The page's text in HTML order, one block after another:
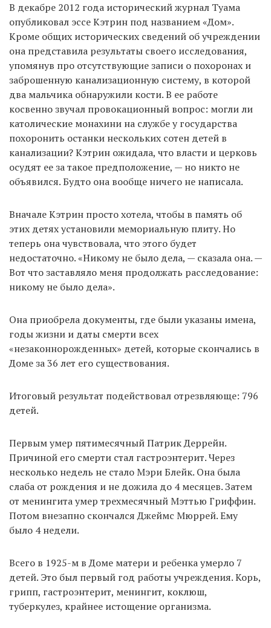
В декабре 2012 года исторический журнал Туама
опубликовал эссе Кэтрин под названием «Дом».
Кроме общих исторических сведений об учреждении
она представила результаты своего исследования,
упомянув про отсутствующие записи о похоронах и
заброшенную канализационную систему, в которой
два мальчика обнаружили кости. В ее работе
косвенно звучал провокационный вопрос: могли ли
католические монахини на службе у государства
похоронить останки нескольких сотен детей в
канализации? Кэтрин ожидала, что власти и церковь
осудят ее за такое предположение, — но никто не
объявился. Будто она вообще ничего не написала.
Вначале Кэтрин просто хотела, чтобы в память об
этих детях установили мемориальную плиту. Но
теперь она чувствовала, что этого будет
недостаточно. «Никому не было дела, — сказала она. —
Вот что заставляло меня продолжать расследование:
никому не было дела».
Она приобрела документы, где были указаны имена,
годы жизни и даты смерти всех
«незаконнорожденных» детей, которые скончались в
Доме за 36 лет его существования.
Итоговый результат подействовал отрезвляюще: 796
детей.
Первым умер пятимесячный Патрик Деррейн.
Причиной его смерти стал гастроэнтерит. Через
несколько недель не стало Мэри Блейк. Она была
слаба от рождения и не дожила до 4 месяцев. Затем
от менингита умер трехмесячный Мэттью Гриффин.
Потом внезапно скончался Джеймс Мюррей. Ему
было 4 недели.
Всего в 1925-м в Доме матери и ребенка умерло 7
детей. Это был первый год работы учреждения. Корь,
грипп, гастроэнтерит, менингит, коклюш,
туберкулез, крайнее истощение организма.